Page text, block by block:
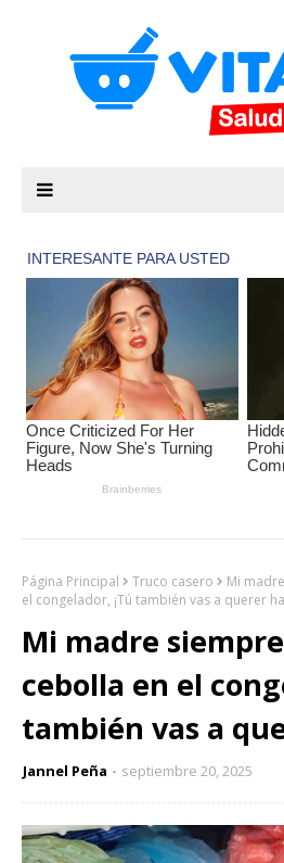
Página Principal Truco casero
Mi
el congelador, ¡Tú también vas a querer
Mi madre
cebolla en el
también vas a
Jannel Peña septiembre 20, 2025